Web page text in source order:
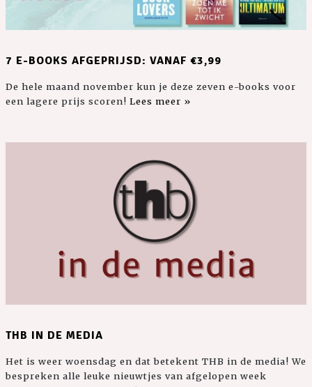
7 E-BOOKS AFGEPRIJSD: VANAF €3,99
De hele maand november kun je deze zeven e-books voor
een lagere prijs scoren! Lees meer »
THB IN DE MEDIA
Het is weer woensdag en dat betekent THB in de media! We
bespreken alle leuke nieuwtjes van afgelopen week